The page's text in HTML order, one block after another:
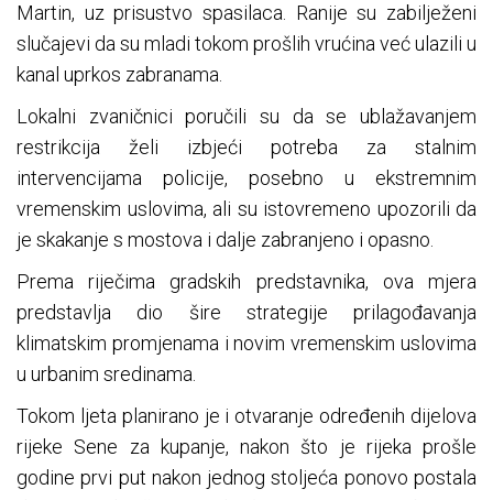
Martin, uz prisustvo spasilaca. Ranije su zabilježeni
slučajevi da su mladi tokom prošlih vrućina već ulazili u
kanal uprkos zabranama.
Lokalni zvaničnici poručili su da se ublažavanjem
restrikcija želi izbjeći potreba za stalnim
intervencijama policije, posebno u ekstremnim
vremenskim uslovima, ali su istovremeno upozorili da
je skakanje s mostova i dalje zabranjeno i opasno.
Prema riječima gradskih predstavnika, ova mjera
predstavlja dio šire strategije prilagođavanja
klimatskim promjenama i novim vremenskim uslovima
u urbanim sredinama.
Tokom ljeta planirano je i otvaranje određenih dijelova
rijeke Sene za kupanje, nakon što je rijeka prošle
godine prvi put nakon jednog stoljeća ponovo postala